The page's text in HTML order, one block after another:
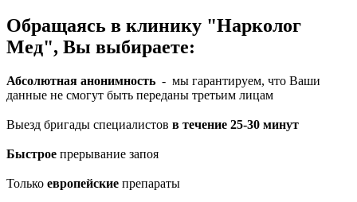
Обращаясь в клинику "Нарколог
Мед", Вы выбираете:
Абсолютная анонимность - мы гарантируем, что Ваши
данные не смогут быть переданы третьим лицам
Выезд бригады специалистов в течение 25-30 минут
Быстрое прерывание запоя
Только европейские препараты